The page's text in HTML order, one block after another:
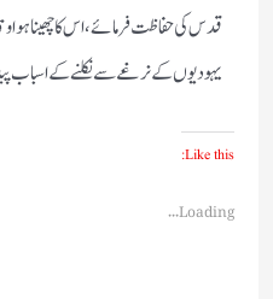
قدس کی حفاظت فرمائے، اس کا چھینا ہوا
یہودیوں کے نرغے سے نکلنے کے اسباب
Like this:
Loading...